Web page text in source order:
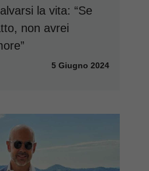
la vita: “Se
non avrei
5 Giugno 2024